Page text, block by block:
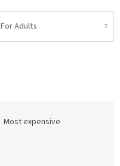
For Adults
Most expensive